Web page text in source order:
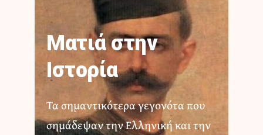
Ματιά στην
Ιστορία
Τα σημαντικότερα γεγονότα που
σημάδεψαν την Ελληνική και την